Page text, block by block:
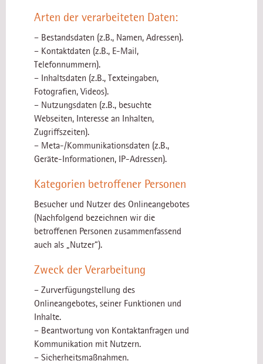
Arten der verarbeiteten Daten:
– Bestandsdaten (z.B., Namen, Adressen).
– Kontaktdaten (z.B., E-Mail,
Telefonnummern).
– Inhaltsdaten (z.B., Texteingaben,
Fotografien, Videos).
– Nutzungsdaten (z.B., besuchte
Webseiten, Interesse an Inhalten,
Zugriffszeiten).
– Meta-/Kommunikationsdaten (z.B.,
Geräte-Informationen, IP-Adressen).
Kategorien betroffener Personen
Besucher und Nutzer des Onlineangebotes
(Nachfolgend bezeichnen wir die
betroffenen Personen zusammenfassend
auch als „Nutzer“).
Zweck der Verarbeitung
– Zurverfügungstellung des
Onlineangebotes, seiner Funktionen und
Inhalte.
– Beantwortung von Kontaktanfragen und
Kommunikation mit Nutzern.
– Sicherheitsmaßnahmen.